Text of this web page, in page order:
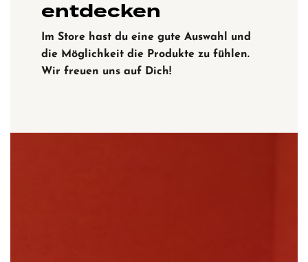
entdecken
Im Store hast du eine gute Auswahl und
die Möglichkeit die Produkte zu fühlen.
Wir freuen uns auf Dich!